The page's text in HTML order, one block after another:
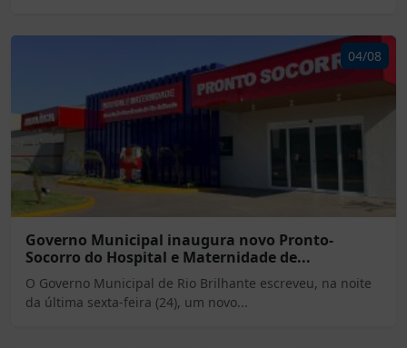
04/08
Governo Municipal inaugura novo Pronto-
Socorro do Hospital e Maternidade de...
O Governo Municipal de Rio Brilhante escreveu, na noite
da última sexta-feira (24), um novo...